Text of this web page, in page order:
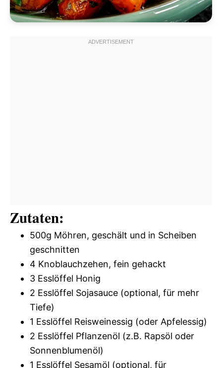
Zutaten:
500g Möhren, geschält und in Scheiben
geschnitten
4 Knoblauchzehen, fein gehackt
3 Esslöffel Honig
2 Esslöffel Sojasauce (optional, für mehr
Tiefe)
1 Esslöffel Reisweinessig (oder Apfelessig)
2 Esslöffel Pflanzenöl (z.B. Rapsöl oder
Sonnenblumenöl)
1 Esslöffel Sesamöl (optional, für